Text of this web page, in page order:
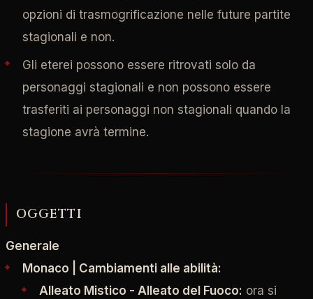
opzioni di trasmogrificazione nelle future partite
stagionali e non.
Gli eterei possono essere ritrovati solo da
personaggi stagionali e non possono essere
trasferiti ai personaggi non stagionali quando la
stagione avrà termine.
OGGETTI
Generale
Monaco | Cambiamenti alle abilità:
Alleato Mistico - Alleato del Fuoco: ora si